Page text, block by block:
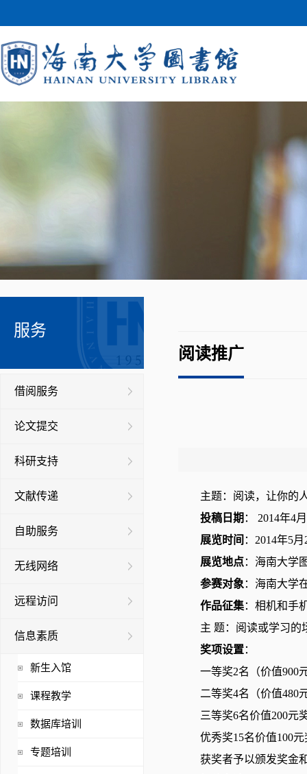
服务
借阅服务
论文提交
科研支持
文献传递
自助服务
无线网络
远程访问
信息素质
新生入馆
课程教学
数据库培训
专题培训
阅读推广
主题：阅读，让你的
投稿日期 ： 2014年4
展览时间 ：2014年5
展览地点：海南大学
参赛对象 ：海南大学
作品征集：相机和手
主 题：阅读或学习的
奖项设置：
一等奖2名（价值900
二等奖4名（价值480
三等奖6名价值200元
优秀奖15名价值100
获奖者予以颁发奖金